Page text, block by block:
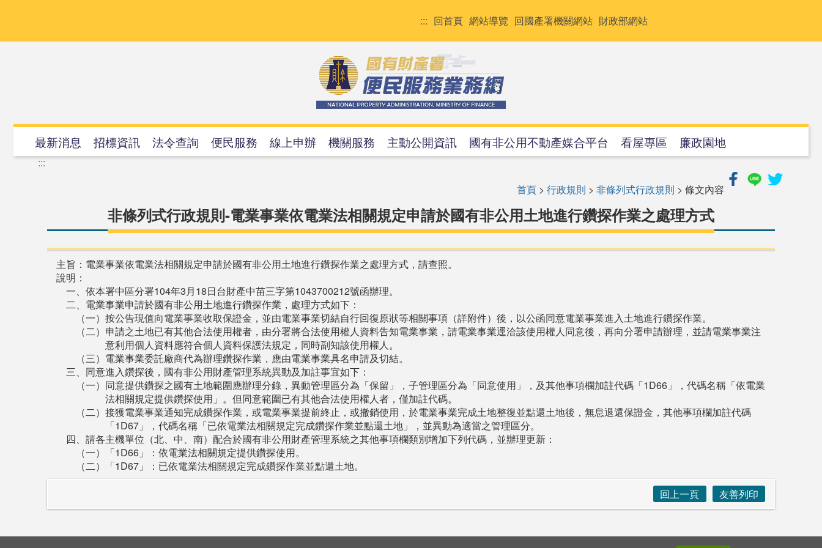
要
::: 回首頁 網站導覽 回國產署機關網站 財政部網站
最新消息 招標資訊 法令查詢 便民服務 線上申辦 機關服務 主動公開資訊 國有非公用不動產媒合平台 看屋專區 廉政園地
:::
首頁 > 行政規則 > 非條列式行政規則 > 條文內容
非條列式行政規則-電業事業依電業法相關規定申請於國有非公用土地進行鑽探作業之處理方式
主旨：電業事業依電業法相關規定申請於國有非公用土地進行鑽探作業之處理方式，請查照。
說明：
一、依本署中區分署104年3月18日台財產中苗三字第1043700212號函辦理。
二、電業事業申請於國有非公用土地進行鑽探作業，處理方式如下：
（一）按公告現值向電業事業收取保證金，並由電業事業切結自行回復原狀等相關事項（詳附件）後，以公函同意電業事業進入土地進行鑽探作業。
（二）申請之土地已有其他合法使用權者，由分署將合法使用權人資料告知電業事業，請電業事業逕洽該使用權人同意後，再向分署申請辦理，並請電業事業注
意利用個人資料應符合個人資料保護法規定，同時副知該使用權人。
（三）電業事業委託廠商代為辦理鑽探作業，應由電業事業具名申請及切結。
三、同意進入鑽探後，國有非公用財產管理系統異動及加註事宜如下：
（一）同意提供鑽探之國有土地範圍應辦理分錄，異動管理區分為「保留」，子管理區分為「同意使用」，及其他事項欄加註代碼「1D66」，代碼名稱「依電業
法相關規定提供鑽探使用」。但同意範圍已有其他合法使用權人者，僅加註代碼。
（二）接獲電業事業通知完成鑽探作業，或電業事業提前終止，或撤銷使用，於電業事業完成土地整復並點還土地後，無息退還保證金，其他事項欄加註代碼
「1D67」，代碼名稱「已依電業法相關規定完成鑽探作業並點還土地」，並異動為適當之管理區分。
四、請各主機單位（北、中、南）配合於國有非公用財產管理系統之其他事項欄類別增加下列代碼，並辦理更新：
（一）「1D66」：依電業法相關規定提供鑽探使用。
（二）「1D67」：已依電業法相關規定完成鑽探作業並點還土地。
回上一頁
友善列印